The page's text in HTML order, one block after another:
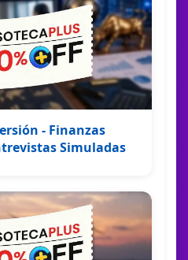
- Finanzas
Simuladas